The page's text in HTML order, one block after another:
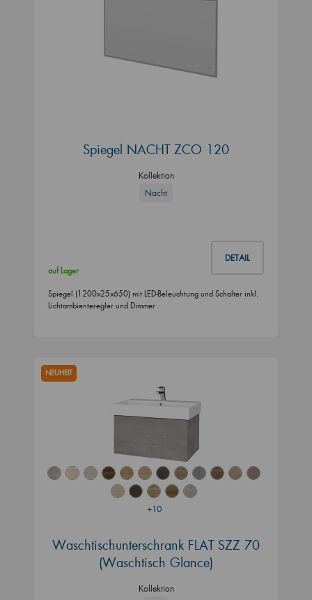
Spiegel NACHT ZCO 120
Kollektion
Nacht
DETAIL
auf Lager
Spiegel (1200x25x650) mit LED-Beleuchtung und Schalter inkl.
Lichtambienteregler und Dimmer
+10
NEUHEIT
Waschtischunterschrank FLAT SZZ 70
(Waschtisch Glance)
Kollektion